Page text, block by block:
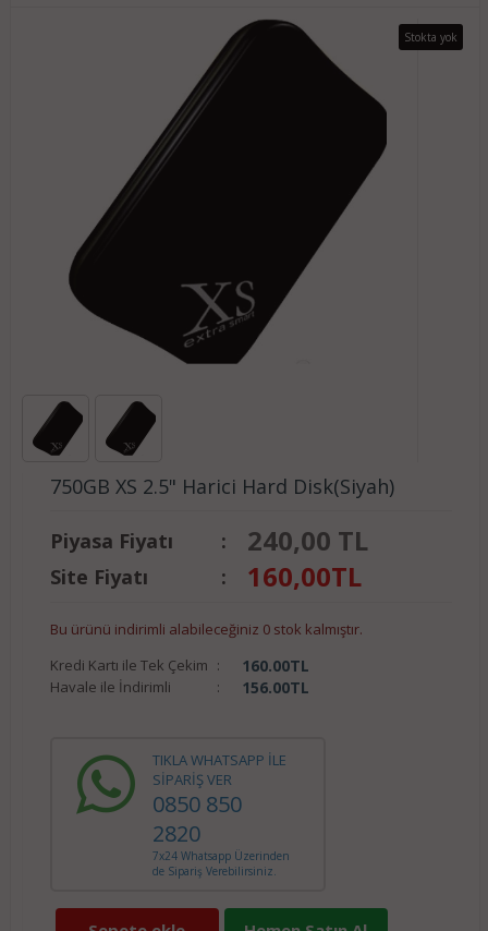
Stokta yok
750GB XS 2.5" Harici Hard Disk(Siyah)
Piyasa Fiyatı : 240,00 TL
Site Fiyatı : 160,00TL
Bu ürünü indirimli alabileceğiniz 0 stok kalmıştır.
Kredi Kartı ile Tek Çekim : 160.00TL
Havale ile İndirimli : 156.00TL
TIKLA WHATSAPP İLE
SİPARİŞ VER
0850 850
2820
7x24 Whatsapp Üzerinden
de Sipariş Verebilirsiniz.